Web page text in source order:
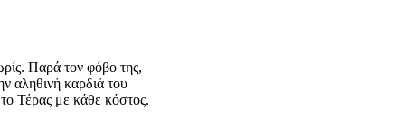
Παρά τον φόβο της,
αληθινή καρδιά του
Τέρας με κάθε κόστος.